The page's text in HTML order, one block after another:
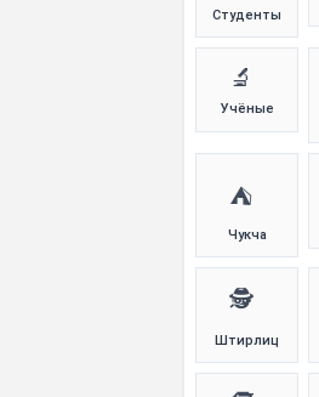
Студенты
🔬
Учёные
⛺
Чукча
🕵️
Штирлиц